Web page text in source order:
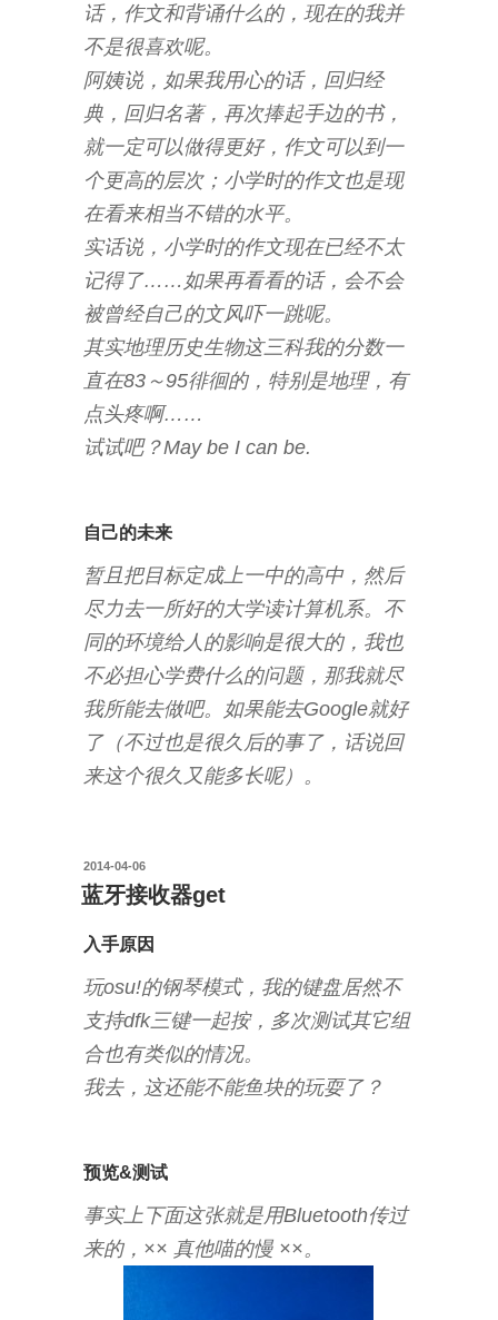
话，作文和背诵什么的，现在的我并
不是很喜欢呢。
阿姨说，如果我用心的话，回归经
典，回归名著，再次捧起手边的书，
就一定可以做得更好，作文可以到一
个更高的层次；小学时的作文也是现
在看来相当不错的水平。
实话说，小学时的作文现在已经不太
记得了……如果再看看的话，会不会
被曾经自己的文风吓一跳呢。
其实地理历史生物这三科我的分数一
直在83～95徘徊的，特别是地理，有
点头疼啊……
试试吧？May be I can be.
自己的未来
暂且把目标定成上一中的高中，然后
尽力去一所好的大学读计算机系。不
同的环境给人的影响是很大的，我也
不必担心学费什么的问题，那我就尽
我所能去做吧。如果能去Google就好
了（不过也是很久后的事了，话说回
来这个很久又能多长呢）。
投
稿
日:
2014-04-06
蓝牙接收器get
入手原因
玩osu!的钢琴模式，我的键盘居然不
支持dfk三键一起按，多次测试其它组
合也有类似的情况。
我去，这还能不能鱼块的玩耍了？
预览&测试
事实上下面这张就是用Bluetooth传过
来的，×× 真他喵的慢 ××。